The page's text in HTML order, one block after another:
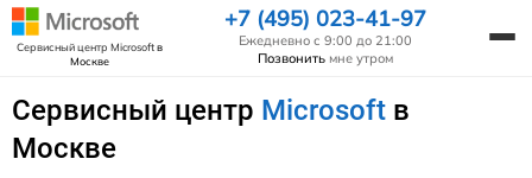
Сервисный центр Microsoftв
Москве
+7 (495) 023-41-97
Ежедневно с 9:00 до 21:00
Позвонить мне утром
Сервисный центр Microsoft в
Москве